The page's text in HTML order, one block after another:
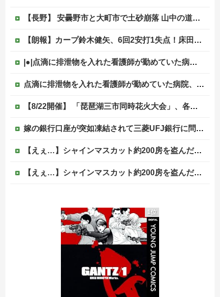
【長野】 安曇野市と大町市で土砂崩落 山中の道路が寸断 宿泊客や登山客など計400人近くが孤立か 土石流で橋が流されたとの情報も
【朗報】カープ鈴木健矢、6回2安打1失点！床田の代役先発で快投し鯉党に絶賛される！
|●|点滴に排泄物を入れた看護師が勤めていた病院、新病棟を建てたばかりなのに近隣住民の総スカンを食らった結果……
点滴に排泄物を入れた看護師が勤めていた病院、新病棟を建てたばかりなのに近隣住民の総スカンを食らった結果……他
【8/22開催】 「琵琶湖三市同時花火大会」、各市公式「そんな花火大会は存在しない」→ 高価チケットを購入した人達がSNS阿鼻叫喚
嫁の銀行口座が突如凍結されて三菱UFJ銀行に問い合わせ、「説明できない」と言われて警察に相談しにいくと……
【えぇ…】シャインマスカット約200房を盗んだ男の自宅を調べた結果ｗｗｗｗｗｗｗｗ
【えぇ…】シャインマスカット約200房を盗んだ男の自宅を調べた結果ｗｗｗｗｗｗｗｗ
海外「疑惑だらけだな」FIFA会長に愛人に口止め料を払っていた疑惑（海外の反応）
中国「大豪雨！」三峡ダム「基礎部分破損」中国「全力放流！」台風13号「中国上陸予測」台風15号「中国接近（画像」中国「台風同時上陸！（穀物生産が...
【明らかな犯罪行為です】海外YouTuberが日本の住宅へ不法侵入する動画を投稿
1位